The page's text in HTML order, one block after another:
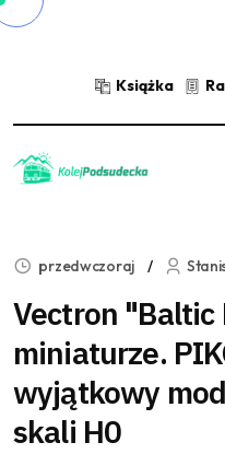
Książka
przedwczoraj
Vectron "Baltic
miniaturze.
wyjątkowy
skali H0